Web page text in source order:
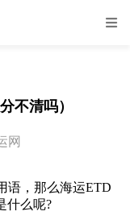
确定
不清吗）
网
语，那么海运ETD
什么呢?